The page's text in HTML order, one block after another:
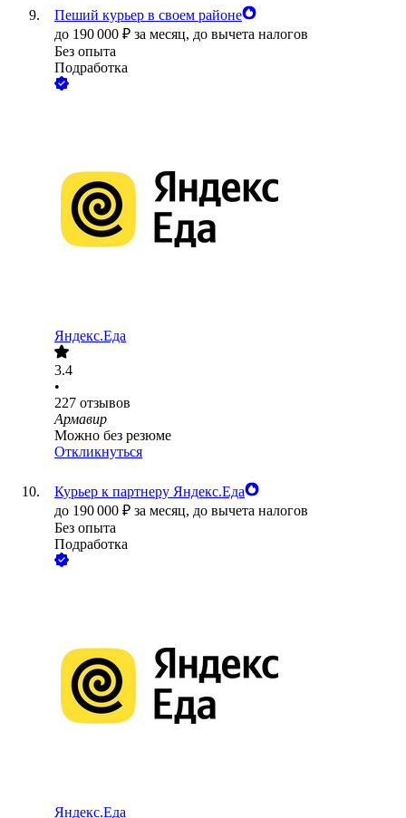
Пеший курьер в своем районе
до 190 000 ₽ за месяц, до вычета налогов
Без опыта
Подработка
Яндекс.Еда
3.4
•
227 отзывов
Армавир
Можно без резюме
Откликнуться
Курьер к партнеру Яндекс.Еда
до 190 000 ₽ за месяц, до вычета налогов
Без опыта
Подработка
Яндекс.Еда